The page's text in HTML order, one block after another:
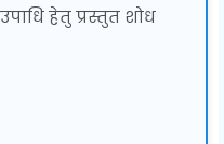
हेतु प्रस्तुत शोध